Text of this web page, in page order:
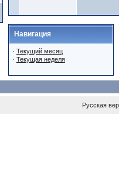
Навигация
· Текущий месяц
· Текущая неделя
Русская